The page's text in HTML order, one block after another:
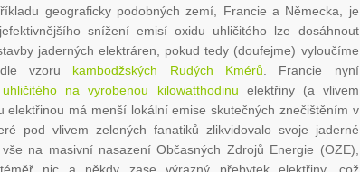
geograficky podobných zemí, Francie a Německa, je
snížení emisí oxidu uhličitého lze dosáhnout
jaderných elektráren, pokud tedy (doufejme) vyloučíme
vzoru kambodžských Rudých Kmérů. Francie nyní
na vyrobenou kilowatthodinu elektřiny (a vlivem
elektřinou má menší lokální emise skutečných znečištěním v
pod vlivem zelených fanatiků zlikvidovalo svoje jaderné
na masivní nasazení Občasných Zdrojů Energie (OZE),